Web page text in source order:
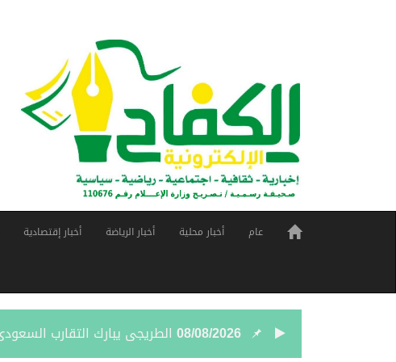
عام أخبار محلية أخبار الرياضة أخبار إقتصادية
08/08/2026 الطريجى يبارك التقارب